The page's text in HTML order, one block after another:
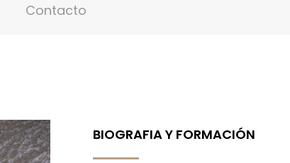
Contacto
BIOGRAFIA Y FORMACIÓN